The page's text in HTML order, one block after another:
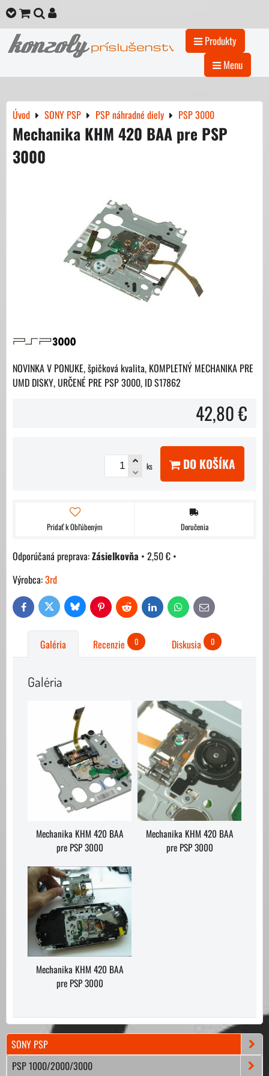
Produkty
Menu
Úvod SONY PSP PSP náhradné diely PSP 3000
Mechanika KHM 420 BAA pre PSP
3000
NOVINKA V PONUKE, špičková kvalita, KOMPLETNÝ MECHANIKA PRE
UMD DISKY, URČENÉ PRE PSP 3000, ID S17862
42,80 €
ks DO KOŠÍKA
Pridať k Obľúbeným Doručenia
Zásielkovňa • 2,50 € •
Výrobca:3rd
FacebookTwitter Bluesky PinterestReddit LinkedIn WhatsAppE-
mail
Galéria Recenzie 0 Diskusia 0
Galéria
Mechanika KHM 420 BAA
pre PSP 3000
Mechanika KHM 420 BAA
pre PSP 3000
Mechanika KHM 420 BAA
pre PSP 3000
SONY PSP
PSP 1000/2000/3000